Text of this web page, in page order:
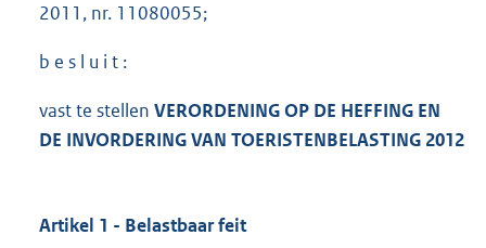
2011, nr. 11080055;
b e s l u i t :
vast te stellen VERORDENING OP DE HEFFING EN
DE INVORDERING VAN TOERISTENBELASTING 2012
Artikel 1 - Belastbaar feit